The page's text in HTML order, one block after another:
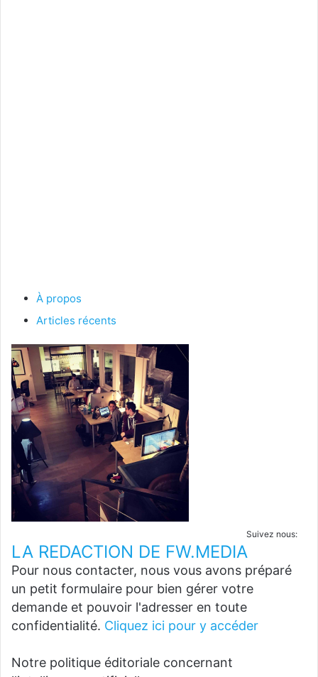
À propos
Articles récents
Suivez nous:
LA REDACTION DE FW.MEDIA
Pour nous contacter, nous vous avons préparé
un petit formulaire pour bien gérer votre
demande et pouvoir l'adresser en toute
confidentialité. Cliquez ici pour y accéder
Notre politique éditoriale concernant